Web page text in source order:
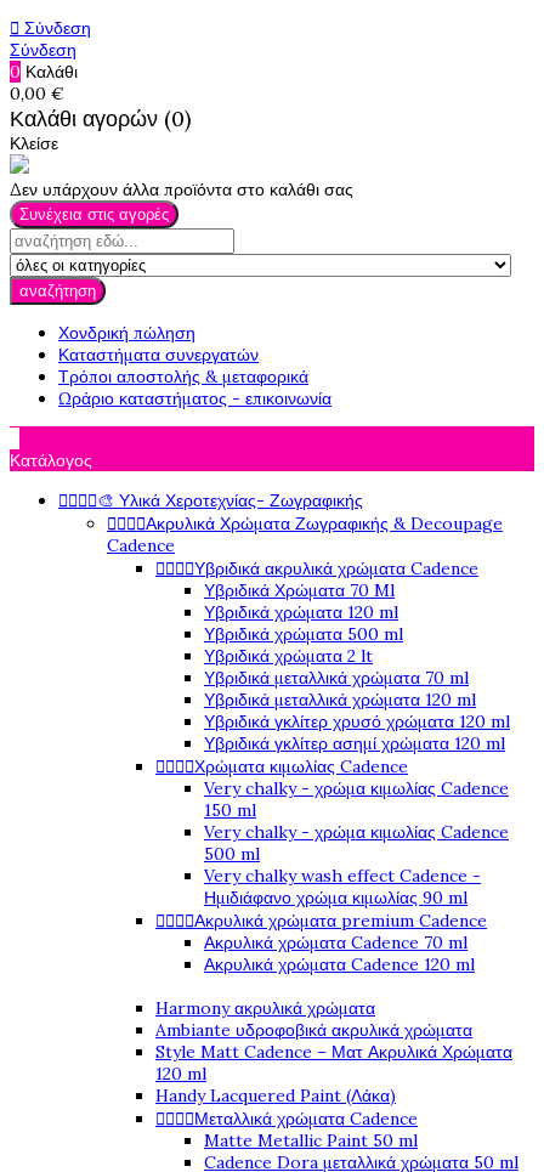
 Σύνδεση
Σύνδεση
0 Καλάθι
0,00 €
Καλάθι αγορών (0)
Κλείσε
Δεν υπάρχουν άλλα προϊόντα στο καλάθι σας
Συνέχεια στις αγορές
αναζήτηση
Χονδρική πώληση
Καταστήματα συνεργατών
Τρόποι αποστολής & μεταφορικά
Ωράριο καταστήματος - επικοινωνία
Κατάλογος
🎨 Υλικά Χεροτεχνίας- Ζωγραφικής
Ακρυλικά Χρώματα Ζωγραφικής & Decoupage
Cadence
Υβριδικά ακρυλικά χρώματα Cadence
Υβριδικά Χρώματα 70 Ml
Υβριδικά χρώματα 120 ml
Υβριδικά χρώματα 500 ml
Υβριδικά χρώματα 2 lt
Υβριδικά μεταλλικά χρώματα 70 ml
Υβριδικά μεταλλικά χρώματα 120 ml
Υβριδικά γκλίτερ χρυσό χρώματα 120 ml
Υβριδικά γκλίτερ ασημί χρώματα 120 ml
Χρώματα κιμωλίας Cadence
Very chalky - χρώμα κιμωλίας Cadence
150 ml
Very chalky - χρώμα κιμωλίας Cadence
500 ml
Very chalky wash effect Cadence -
Ημιδιάφανο χρώμα κιμωλίας 90 ml
Ακρυλικά χρώματα premium Cadence
Ακρυλικά χρώματα Cadence 70 ml
Ακρυλικά χρώματα Cadence 120 ml
Harmony ακρυλικά χρώματα
Ambiante υδροφοβικά ακρυλικά χρώματα
Style Matt Cadence – Ματ Ακρυλικά Χρώματα
120 ml
Handy Lacquered Paint (Λάκα)
Μεταλλικά χρώματα Cadence
Matte Metallic Paint 50 ml
Cadence Dora μεταλλικά χρώματα 50 ml